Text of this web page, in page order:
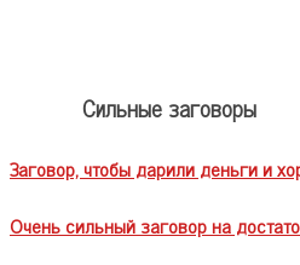
Сильные заговоры
Заговор, чтобы дарили деньги и
Очень сильный заговор на